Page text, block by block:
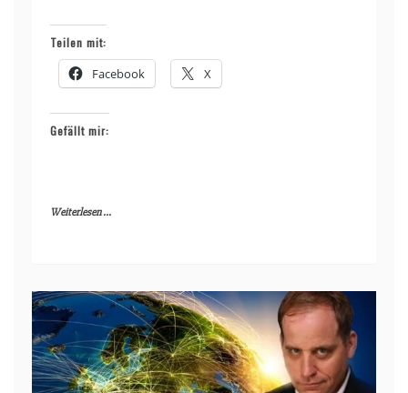
Teilen mit:
Facebook X
Gefällt mir:
Weiterlesen ...